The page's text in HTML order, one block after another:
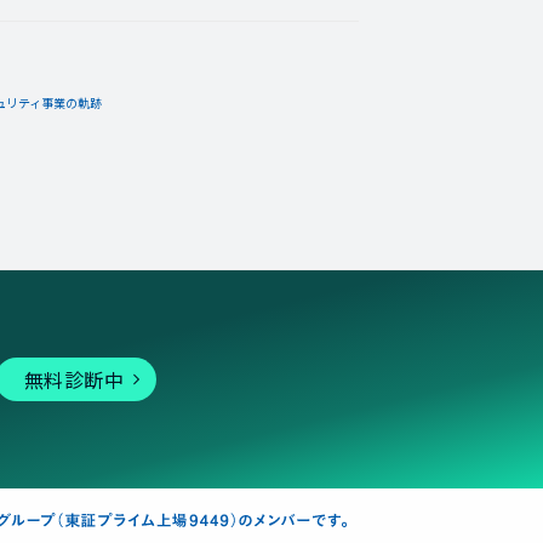
リティ事業の軌跡
無料診断中